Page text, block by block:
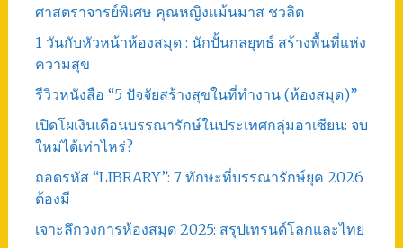
ศาสตราจารย์พิเศษ คุณหญิงแม้นมาส ชวลิต
1 วันกับหัวหน้าห้องสมุด : นักปั้นกลยุทธ์ สร้างพื้นที่แห่ง
ความสุข
รีวิวหนังสือ “5 ปัจจัยสร้างสุขในที่ทำงาน (ห้องสมุด)”
เปิดโผเงินเดือนบรรณารักษ์ในประเทศกลุ่มอาเซียน: จบ
ใหม่ได้เท่าไหร่?
ถอดรหัส “LIBRARY”: 7 ทักษะที่บรรณารักษ์ยุค 2026
ต้องมี
เจาะลึกวงการห้องสมุด 2025: สรุปเทรนด์โลกและไทย